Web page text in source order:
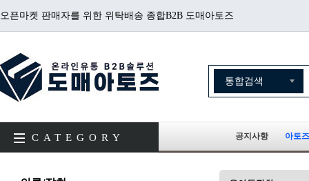
오픈마켓 판매자를 위한 위탁배송 종합B2B 도매아토즈
CATEGORY 공지사항 아토